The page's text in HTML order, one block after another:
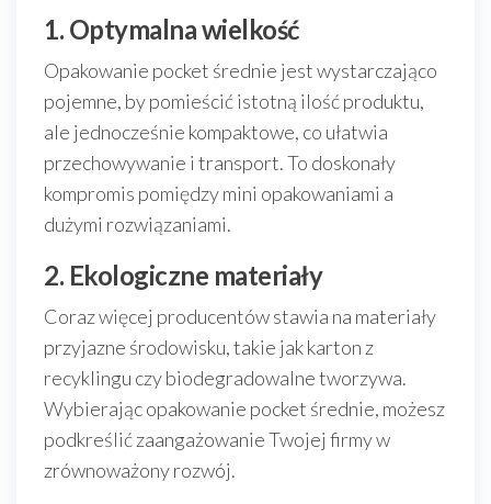
1. Optymalna wielkość
Opakowanie pocket średnie jest wystarczająco
pojemne, by pomieścić istotną ilość produktu,
ale jednocześnie kompaktowe, co ułatwia
przechowywanie i transport. To doskonały
kompromis pomiędzy mini opakowaniami a
dużymi rozwiązaniami.
2. Ekologiczne materiały
Coraz więcej producentów stawia na materiały
przyjazne środowisku, takie jak karton z
recyklingu czy biodegradowalne tworzywa.
Wybierając opakowanie pocket średnie, możesz
podkreślić zaangażowanie Twojej firmy w
zrównoważony rozwój.